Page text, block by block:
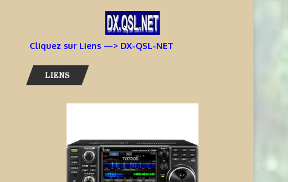
Cliquez sur Liens —> DX-QSL-NET
LIENS